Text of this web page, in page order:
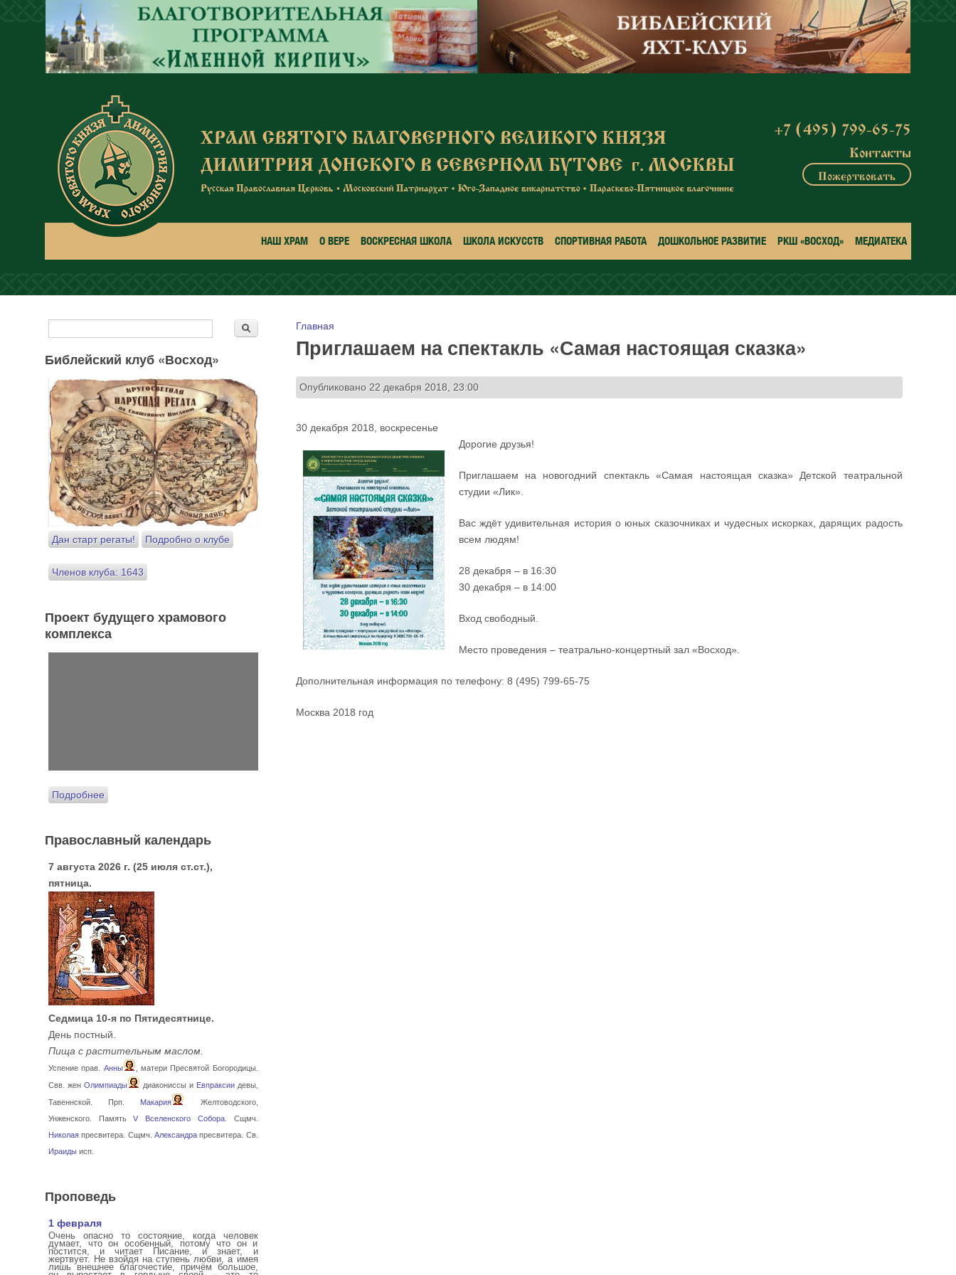
Перейти к основному содержанию
+7 (495) 799-65-75
Контакты
Пожертвовать
НАШ ХРАМ О ВЕРЕ ВОСКРЕСНАЯ ШКОЛА ШКОЛА ИСКУССТВ СПОРТИВНАЯ РАБОТА ДОШКОЛЬНОЕ РАЗВИТИЕ РКШ «ВОСХОД» МЕДИАТЕКА
Вы здесь
Главная
Приглашаем на спектакль «Самая настоящая сказка»
Опубликовано 22 декабря 2018, 23:00
30 декабря 2018, воскресенье
Дорогие друзья!
Приглашаем на новогодний спектакль «Самая настоящая сказка» Детской театральной
студии «Лик».
Вас ждёт удивительная история о юных сказочниках и чудесных искорках, дарящих радость
всем людям!
28 декабря – в 16:30
30 декабря – в 14:00
Вход свободный.
Место проведения – театрально-концертный зал «Восход».
Дополнительная информация по телефону: 8 (495) 799-65-75
Москва 2018 год
Форма поиска
Библейский клуб «Восход»
Дан старт регаты! Подробно о клубе
Членов клуба: 1643
Проект будущего храмового
комплекса
Подробнее
Православный календарь
7 августа 2026 г. (25 июля ст.ст.),
пятница.
Седмица 10-я по Пятидесятнице.
День постный.
Пища с растительным маслом.
Успение прав. Анны
, матери Пресвятой Богородицы.
Свв. жен Олимпиады диакониссы и Евпраксиидевы,
Тавеннской. Прп. Макария
Желтоводского,
Унженского. ПамятьV Вселенского Собора. Сщмч.
Николая пресвитера. Сщмч. Александрапресвитера. Св.
Ираиды исп.
Проповедь
1 февраля
Очень опасно то состояние, когда человек
думает, что он особенный, потому что он и
постится, и читает Писание, и знает, и
жертвует. Не взойдя на ступень любви, а имея
лишь внешнее благочестие, причём большое,